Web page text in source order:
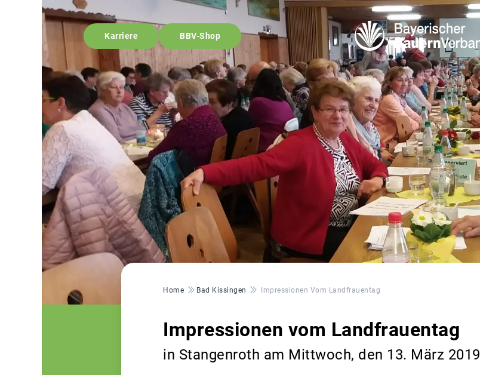
Karriere BBV-Shop
Pfadnavigation
Home Bad Kissingen Impressionen Vom Landfrauentag
Impressionen vom Landfrauentag
in Stangenroth am Mittwoch, den 13. März 2019